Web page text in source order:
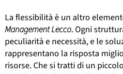
La flessibilità è un altro
Management Lecco. Ogni
peculiarità e necessità, e le
rappresentano la risposta
risorse. Che si tratti di un